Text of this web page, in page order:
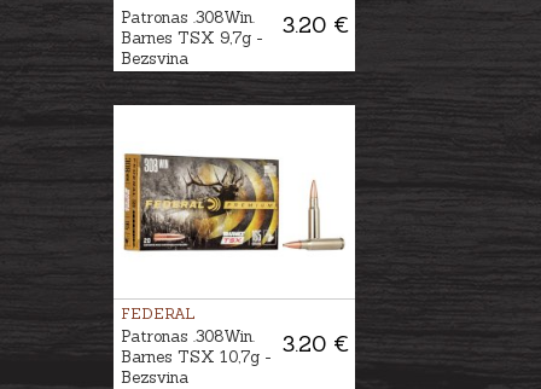
3.20 €
Patronas .308Win.
Barnes TSX 9,7g -
Bezsvina
FEDERAL
3.20 €
Patronas .308Win.
Barnes TSX 10,7g -
Bezsvina